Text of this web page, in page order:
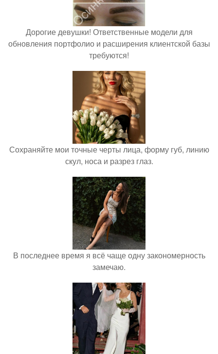
Дорогие девушки! Ответственные модели для
обновления портфолио и расширения клиентской базы
требуются!
Сохраняйте мои точные черты лица, форму губ, линию
скул, носа и разрез глаз.
В последнее время я всё чаще одну закономерность
замечаю.